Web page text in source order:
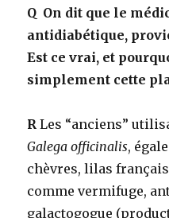
Q On dit que le
antidiabétique,
Est ce vrai, et
simplement cette
R Les “anciens”
Galega officinalis,
chèvres, lilas
comme vermifuge,
galactogogue